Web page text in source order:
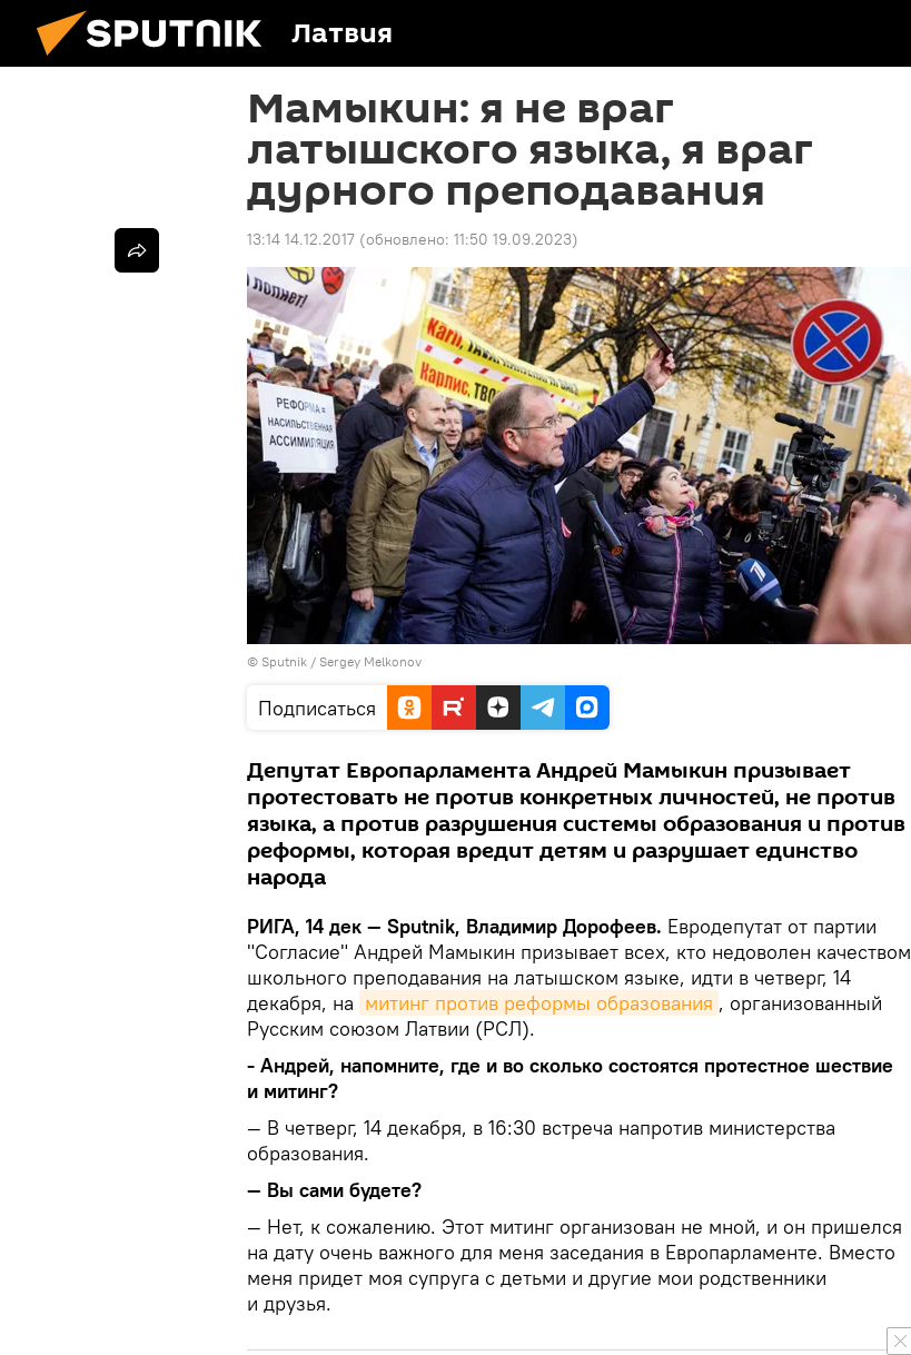
Латвия
Мамыкин: я не враг
латышского языка, я враг
дурного преподавания
13:14 14.12.2017 (обновлено: 11:50 19.09.2023)
© Sputnik / Sergey Melkonov
Подписаться
Депутат Европарламента Андрей Мамыкин призывает
протестовать не против конкретных личностей, не против
языка, а против разрушения системы образования и против
реформы, которая вредит детям и разрушает единство
народа
РИГА, 14 дек — Sputnik, Владимир Дорофеев. Евродепутат от партии
"Согласие" Андрей Мамыкин призывает всех, кто недоволен качеством
школьного преподавания на латышском языке, идти в четверг, 14
декабря, на митинг против реформы образования , организованный
Русским союзом Латвии (РСЛ).
- Андрей, напомните, где и во сколько состоятся протестное шествие
и митинг?
— В четверг, 14 декабря, в 16:30 встреча напротив министерства
образования.
— Вы сами будете?
— Нет, к сожалению. Этот митинг организован не мной, и он пришелся
на дату очень важного для меня заседания в Европарламенте. Вместо
меня придет моя супруга с детьми и другие мои родственники
и друзья.